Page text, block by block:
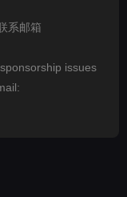
系邮箱
issues